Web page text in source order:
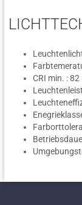
CRI min. : 82